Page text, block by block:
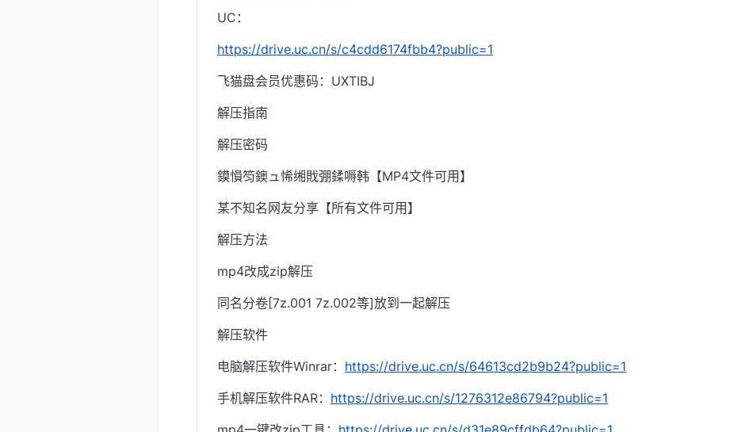
UC：
https://drive.uc.cn/s/c4cdd6174fbb4?public=1
飞猫盘会员优惠码：UXTIBJ
解压指南
解压密码
鏌愪笉鐭ュ悕缃戝弸鍒嗕韩【MP4文件可用】
某不知名网友分享【所有文件可用】
解压方法
mp4改成zip解压
同名分卷[7z.001 7z.002等]放到一起解压
解压软件
电脑解压软件Winrar： https://drive.uc.cn/s/64613cd2b9b24?public=1
手机解压软件RAR： https://drive.uc.cn/s/1276312e86794?public=1